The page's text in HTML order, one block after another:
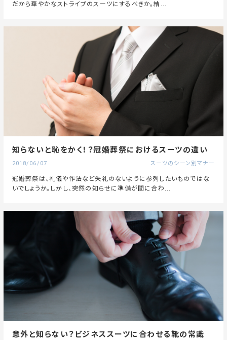
だから華やかなストライプのスーツにするべきか。結...
知らないと恥をかく！？冠婚葬祭におけるスーツの違い
2018/06/07 スーツのシーン別マナー
冠婚葬祭は、礼儀や作法など失礼のないように参列したいものではな
いでしょうか。しかし、突然の知らせに準備が間に合わ...
意外と知らない？ビジネススーツに合わせる靴の常識